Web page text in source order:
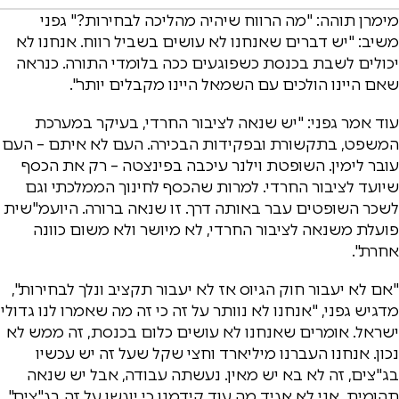
מימרן תוהה: "מה הרווח שיהיה מהליכה לבחירות?" גפני
משיב: "יש דברים שאנחנו לא עושים בשביל רווח. אנחנו לא
יכולים לשבת בכנסת כשפוגעים ככה בלומדי התורה. כנראה
שאם היינו הולכים עם השמאל היינו מקבלים יותר".
עוד אמר גפני: "יש שנאה לציבור החרדי, בעיקר במערכת
המשפט, בתקשורת ובפקידות הבכירה. העם לא איתם – העם
עובר לימין. השופטת וילנר עיכבה בפינצטה – רק את הכסף
שיועד לציבור החרדי. למרות שהכסף לחינוך הממלכתי וגם
לשכר השופטים עבר באותה דרך. זו שנאה ברורה. היועמ"שית
פועלת משנאה לציבור החרדי, לא מיושר ולא משום כוונה
אחרת".
"אם לא יעבור חוק הגיוס אז לא יעבור תקציב ונלך לבחירות",
מדגיש גפני, "אנחנו לא נוותר על זה כי זה מה שאמרו לנו גדולי
ישראל. אומרים שאנחנו לא עושים כלום בכנסת, זה ממש לא
נכון. אנחנו העברנו מיליארד וחצי שקל שעל זה יש עכשיו
בג"צים, זה לא בא יש מאין. נעשתה עבודה, אבל יש שנאה